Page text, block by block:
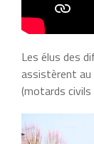
Les élus des
assistèrent au
(motards